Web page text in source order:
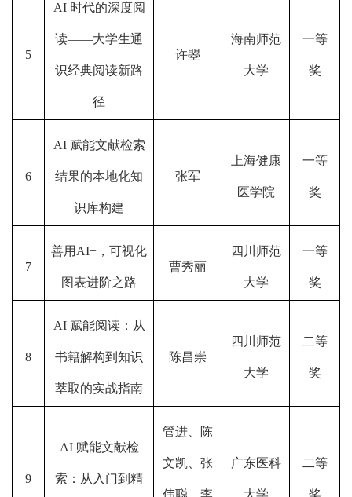
5
AI 时代的深度阅
读——大学生通
识经典阅读新路
径
许曌
海南师范
大学
一等
奖
6
AI 赋能文献检索
结果的本地化知
识库构建
张军
上海健康
医学院
一等
奖
7
善用AI+，可视化
图表进阶之路
曹秀丽
四川师范
大学
一等
奖
8
AI 赋能阅读：从
书籍解构到知识
萃取的实战指南
陈昌崇
四川师范
大学
二等
奖
9
AI 赋能文献检
索：从入门到精
管进、陈
文凯、张
伟聪、李
广东医科
大学
二等
奖